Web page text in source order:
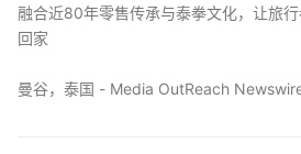
融合近80年零售传承与泰拳文化，让旅
回家
曼谷，泰国 - Media OutReach